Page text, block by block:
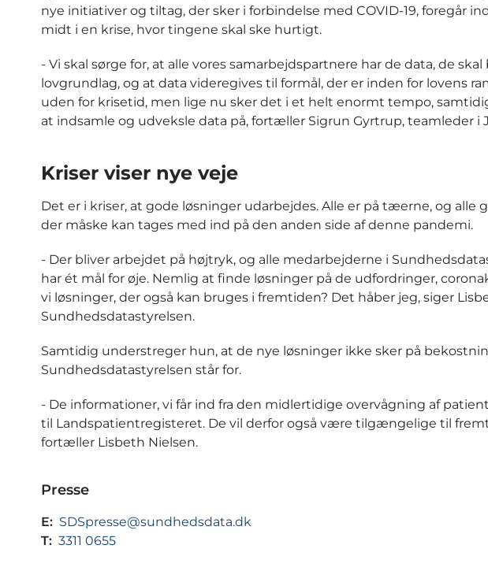
nye initiativer og tiltag, der sker i forbindelse med COVID-19, foregår
midt i en krise, hvor tingene skal ske hurtigt.
- Vi skal sørge for, at alle vores samarbejdspartnere har de data, de
lovgrundlag, og at data videregives til formål, der er inden for lovens
uden for krisetid, men lige nu sker det i et helt enormt tempo,
at indsamle og udveksle data på, fortæller Sigrun Gyrtrup, teamleder i
Kriser viser nye veje
Det er i kriser, at gode løsninger udarbejdes. Alle er på tæerne, og alle
der måske kan tages med ind på den anden side af denne pandemi.
- Der bliver arbejdet på højtryk, og alle medarbejderne i
har ét mål for øje. Nemlig at finde løsninger på de udfordringer,
vi løsninger, der også kan bruges i fremtiden? Det håber jeg, siger
Sundhedsdatastyrelsen.
Samtidig understreger hun, at de nye løsninger ikke sker på
Sundhedsdatastyrelsen står for.
- De informationer, vi får ind fra den midlertidige overvågning af
til Landspatientregisteret. De vil derfor også være tilgængelige til
fortæller Lisbeth Nielsen.
Presse
E: SDSpresse@sundhedsdata.dk
T: 3311 0655